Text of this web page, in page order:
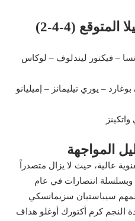
(4-4-2)
– فيكتور ليندلوف – لوكاس
– يوري تيليمانز – إميليانو
المواجهة
عالية، حيث لا يزال متصدراً
وبسلسلة انتصارات في عام
سيباستيان سزيمانسكي
النجم كرم أكتورك أوغلو هداف